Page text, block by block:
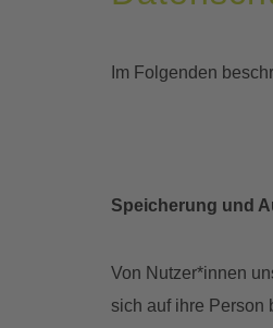
Im Folgenden
Speicherung und
Von Nutzer*innen
sich auf ihre Person